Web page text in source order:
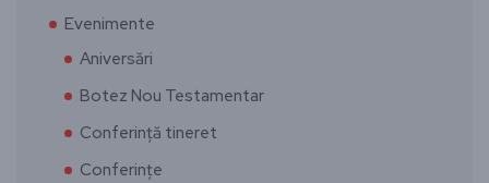
Evenimente
Aniversări
Botez Nou Testamentar
Conferință tineret
Conferințe